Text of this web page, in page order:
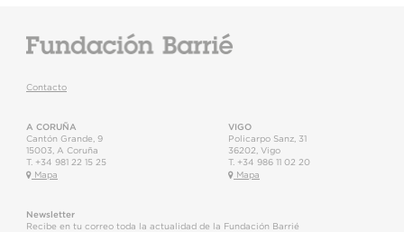
Contacto
A CORUÑA
Cantón Grande, 9
15003
A Coruña
T. +34 981 22 15 25
Mapa
VIGO
Policarpo Sanz, 31
36202 Vigo
T. +34 986 11 02 20
Mapa
Newsletter
Recibe en tu correo toda la actualidad de la Fundación Barrié